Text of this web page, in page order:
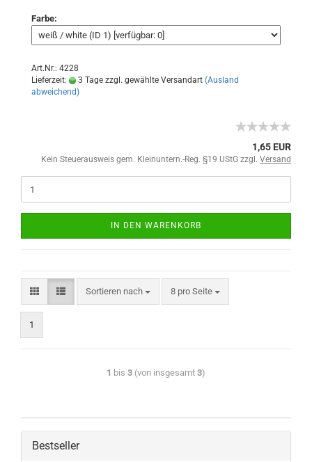
Farbe:
Art.Nr.: 4228
Lieferzeit:
3 Tage zzgl. gewählte Versandart (Ausland
abweichend)
1,65 EUR
Kein Steuerausweis gem. Kleinuntern.-Reg. §19 UStG zzgl. Versand
IN DEN WARENKORB
Sortieren nach 8 pro Seite
1
1 bis 3 (von insgesamt 3)
Bestseller